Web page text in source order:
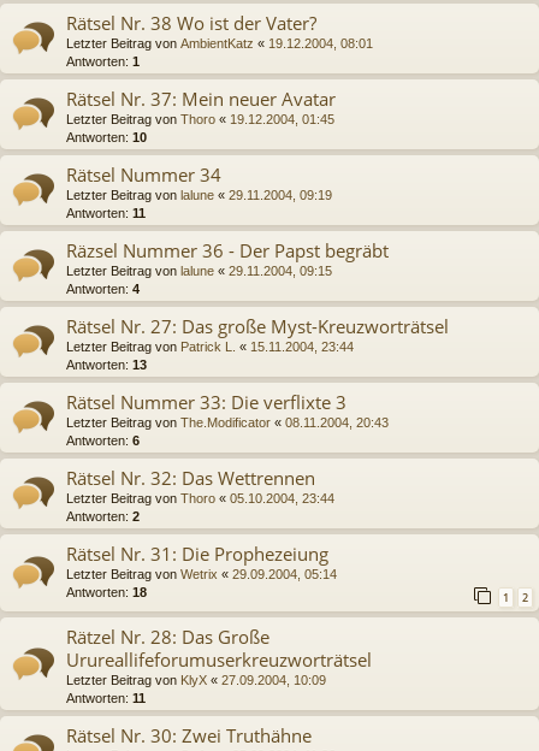
Rätsel Nr. 38 Wo ist der Vater?
Letzter Beitrag von AmbientKatz « 19.12.2004, 08:01
Antworten: 1
Rätsel Nr. 37: Mein neuer Avatar
Letzter Beitrag von Thoro « 19.12.2004, 01:45
Antworten: 10
Rätsel Nummer 34
Letzter Beitrag von lalune « 29.11.2004, 09:19
Antworten: 11
Räzsel Nummer 36 - Der Papst begräbt
Letzter Beitrag von lalune « 29.11.2004, 09:15
Antworten: 4
Rätsel Nr. 27: Das große Myst-Kreuzworträtsel
Letzter Beitrag von Patrick L. « 15.11.2004, 23:44
Antworten: 13
Rätsel Nummer 33: Die verflixte 3
Letzter Beitrag von The.Modificator « 08.11.2004, 20:43
Antworten: 6
Rätsel Nr. 32: Das Wettrennen
Letzter Beitrag von Thoro « 05.10.2004, 23:44
Antworten: 2
Rätsel Nr. 31: Die Prophezeiung
Letzter Beitrag von Wetrix « 29.09.2004, 05:14
Antworten: 18 1 2
Rätzel Nr. 28: Das Große
Urureallifeforumuserkreuzworträtsel
Letzter Beitrag von KlyX « 27.09.2004, 10:09
Antworten: 11
Rätsel Nr. 30: Zwei Truthähne